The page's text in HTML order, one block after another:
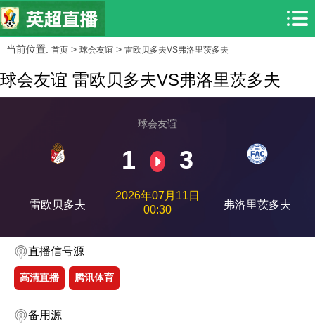
当前位置: 首页> 球会友谊> 雷欧贝多夫VS弗洛里茨多夫
球会友谊 雷欧贝多夫VS弗洛里茨多夫
雷欧贝多夫
球会友谊
1 3
2026年07月11日
00:30
弗洛里茨多夫
直播信号源
高清直播 腾讯体育
备用源